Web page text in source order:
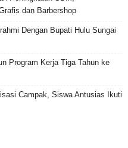
dan Barbershop
Dengan Bupati Hulu Sungai
Program Kerja Tiga Tahun ke
Campak, Siswa Antusias Ikuti